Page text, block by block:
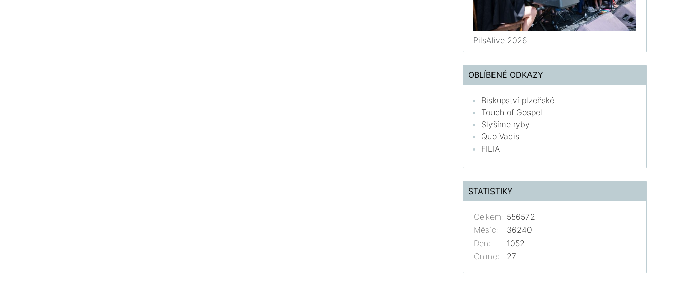
PilsAlive 2026
OBLÍBENÉ ODKAZY
Biskupství plzeňské
Touch of Gospel
Slyšíme ryby
Quo Vadis
FILIA
STATISTIKY
Online: 27
Celkem: 556572
Měsíc:
36240
Den:
1052